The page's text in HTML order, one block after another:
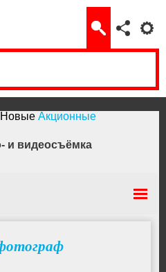
Новые Акционные
и видеосъёмка